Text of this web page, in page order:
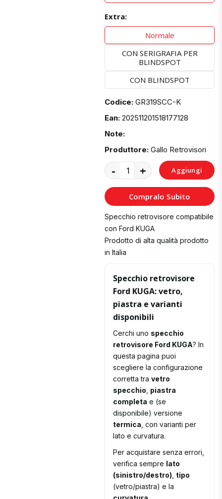
Extra:
Normale
CON SERIGRAFIA PER
BLINDSPOT
CON BLINDSPOT
Codice: GR319SCC-K
Ean: 202511201518177128
Note:
Produttore: Gallo Retrovisori
- + Aggiungi
al
Carrello
Compralo Subito
Specchio retrovisore compatibile
con Ford KUGA
Prodotto di alta qualità prodotto
in Italia
Specchio retrovisore
Ford KUGA: vetro,
piastra e varianti
disponibili
Cerchi uno specchio
retrovisore Ford KUGA? In
questa pagina puoi
scegliere la configurazione
corretta travetro
specchio piastra
completa e (se
disponibile) versione
termica , con varianti per
lato e curvatura.
Per acquistare senza errori,
verifica sempre lato
(sinistro/destro) tipo
(vetro/piastra) e la